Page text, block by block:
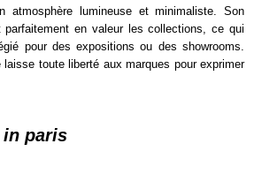
atmosphère lumineuse et minimaliste. Son
parfaitement en valeur les collections, ce qui
pour des expositions ou des showrooms.
laisse toute liberté aux marques pour exprimer